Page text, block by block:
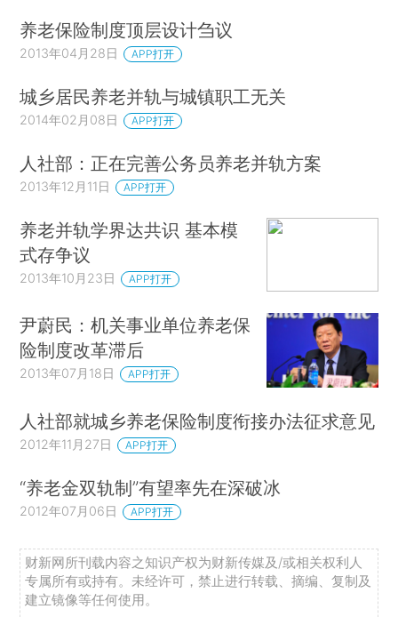
养老保险制度顶层设计刍议
2013年04月28日 APP打开
城乡居民养老并轨与城镇职工无关
2014年02月08日 APP打开
人社部：正在完善公务员养老并轨方案
2013年12月11日 APP打开
养老并轨学界达共识 基本模
式存争议
2013年10月23日 APP打开
尹蔚民：机关事业单位养老保
险制度改革滞后
2013年07月18日 APP打开
人社部就城乡养老保险制度衔接办法征求意见
2012年11月27日 APP打开
“养老金双轨制”有望率先在深破冰
2012年07月06日 APP打开
财新网所刊载内容之知识产权为财新传媒及/或相关权利人
专属所有或持有。未经许可，禁止进行转载、摘编、复制及
建立镜像等任何使用。